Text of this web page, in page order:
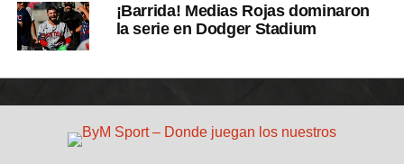
¡Barrida! Medias Rojas dominaron
la serie en Dodger Stadium